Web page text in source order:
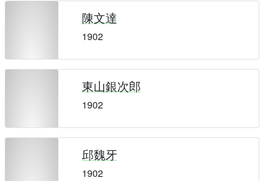
陳文達
1902
東山銀次郎
1902
邱魏牙
1902